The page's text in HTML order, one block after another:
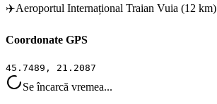
✈️Aeroportul Internațional Traian Vuia (12 km)
Coordonate GPS
45.7489 , 21.2087
Se încarcă vremea...